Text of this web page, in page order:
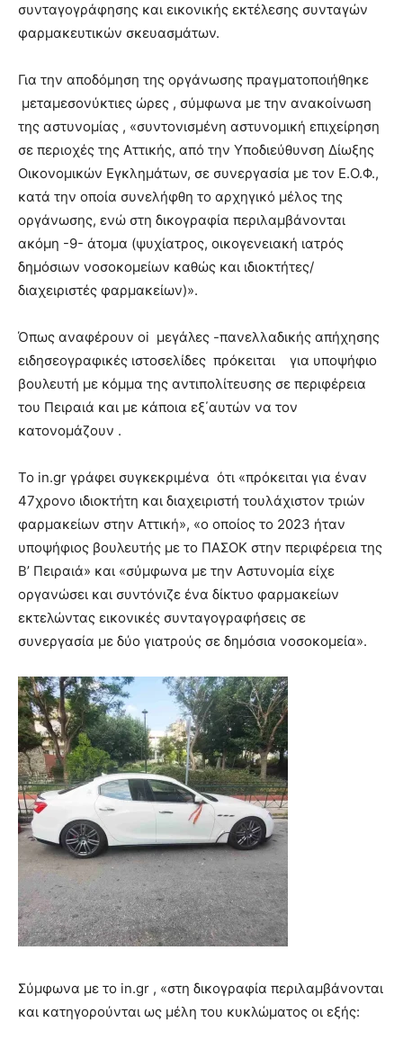
συνταγογράφησης και εικονικής εκτέλεσης συνταγών
φαρμακευτικών σκευασμάτων.
Για την αποδόμηση της οργάνωσης πραγματοποιήθηκε
μεταμεσονύκτιες ώρες , σύμφωνα με την ανακοίνωση
της αστυνομίας , «συντονισμένη αστυνομική επιχείρηση
σε περιοχές της Αττικής, από την Υποδιεύθυνση Δίωξης
Οικονομικών Εγκλημάτων, σε συνεργασία με τον Ε.Ο.Φ.,
κατά την οποία συνελήφθη το αρχηγικό μέλος της
οργάνωσης, ενώ στη δικογραφία περιλαμβάνονται
ακόμη -9- άτομα (ψυχίατρος, οικογενειακή ιατρός
δημόσιων νοσοκομείων καθώς και ιδιοκτήτες/
διαχειριστές φαρμακείων)».
Όπως αναφέρουν oi μεγάλες -πανελλαδικής απήχησης
ειδησεογραφικές ιστοσελίδες πρόκειται για υποψήφιο
βουλευτή με κόμμα της αντιπολίτευσης σε περιφέρεια
του Πειραιά και με κάποια εξ΄αυτών να τον
κατονομάζουν .
Το in.gr γράφει συγκεκριμένα ότι «πρόκειται για έναν
47χρονο ιδιοκτήτη και διαχειριστή τουλάχιστον τριών
φαρμακείων στην Αττική», «ο οποίος το 2023 ήταν
υποψήφιος βουλευτής με το ΠΑΣΟΚ στην περιφέρεια της
Β’ Πειραιά» και «σύμφωνα με την Αστυνομία είχε
οργανώσει και συντόνιζε ένα δίκτυο φαρμακείων
εκτελώντας εικονικές συνταγογραφήσεις σε
συνεργασία με δύο γιατρούς σε δημόσια νοσοκομεία».
Σύμφωνα με το in.gr , «στη δικογραφία περιλαμβάνονται
και κατηγορούνται ως μέλη του κυκλώματος οι εξής: